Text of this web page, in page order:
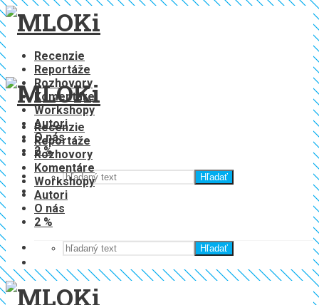
Recenzie
Reportáže
Rozhovory
Komentáre
Workshopy
Autori
O nás
2 %
Hľadať
Recenzie
Reportáže
Rozhovory
Komentáre
Workshopy
Autori
O nás
2 %
Hľadať